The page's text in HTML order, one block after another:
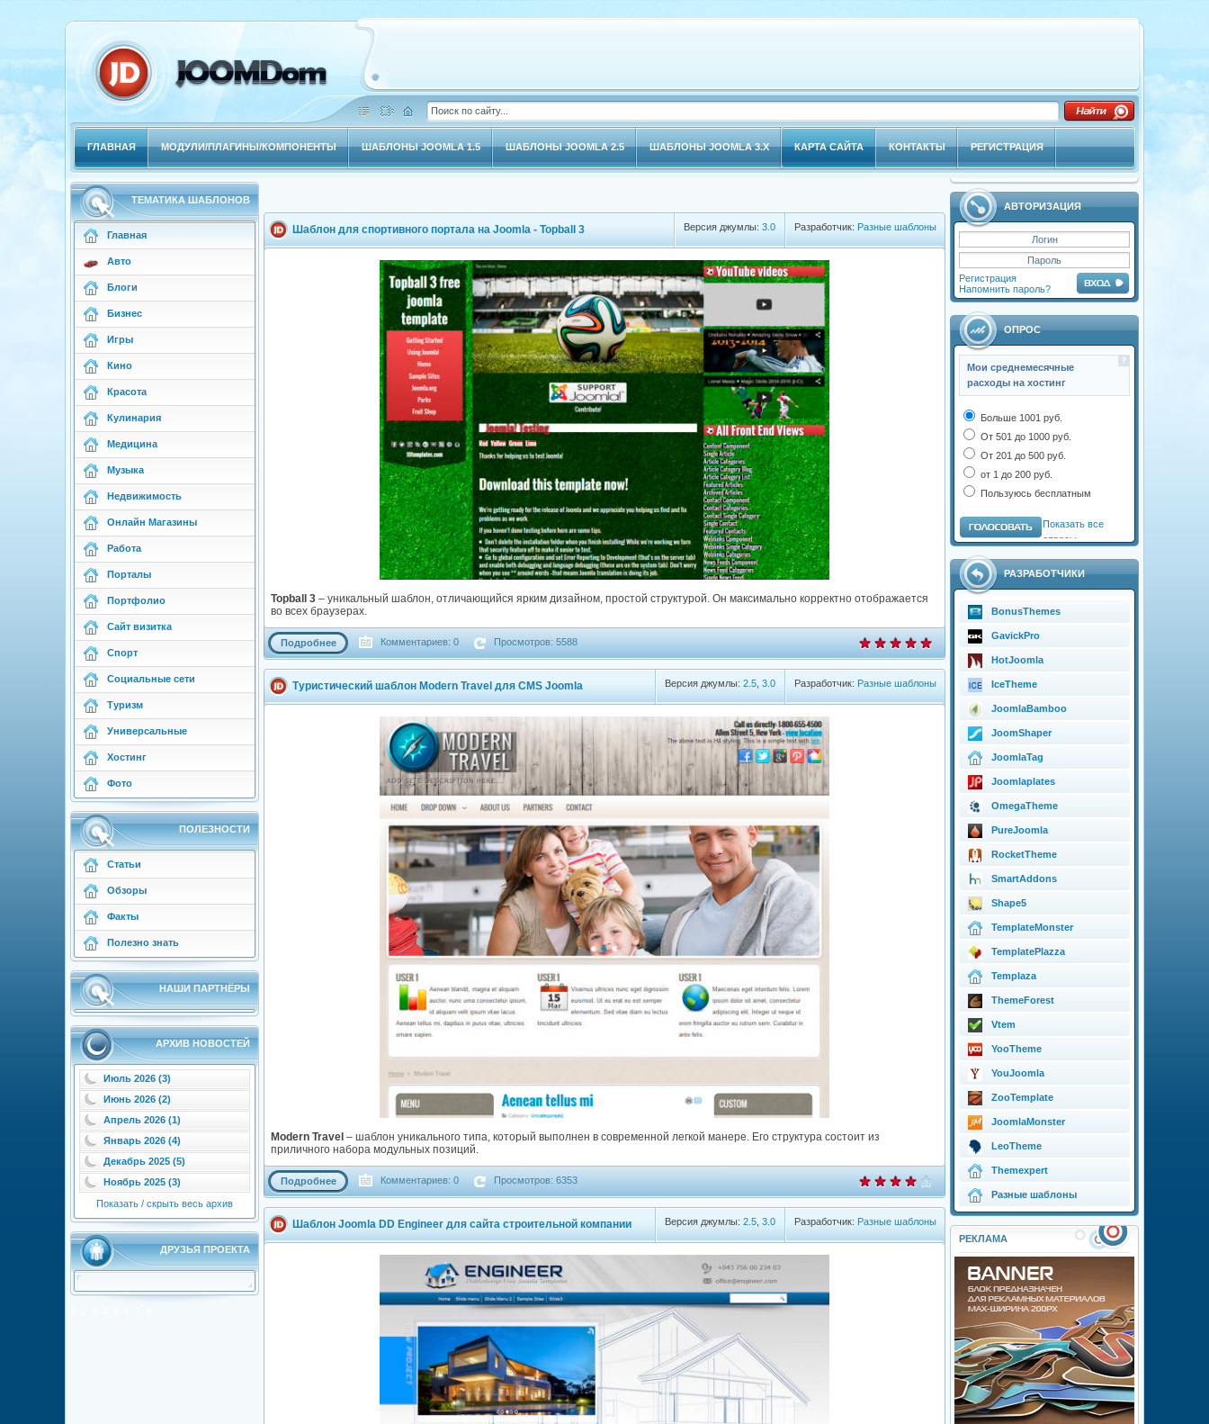
ГЛАВНАЯ МОДУЛИ/ПЛАГИНЫ/КОМПОНЕНТЫ ШАБЛОНЫ JOOMLA 1.5 ШАБЛОНЫ JOOMLA 2.5 ШАБЛОНЫ JOOMLA 3.X КАРТА САЙТА КОНТАКТЫ РЕГИСТРАЦИЯ
ТЕМАТИКА ШАБЛОНОВ
Главная
Авто
Блоги
Бизнес
Игры
Кино
Красота
Кулинария
Медицина
Музыка
Недвижимость
Онлайн Магазины
Работа
Порталы
Портфолио
Сайт визитка
Спорт
Социальные сети
Туризм
Универсальные
Хостинг
Фото
ПОЛЕЗНОСТИ
Статьи
Обзоры
Факты
Полезно знать
НАШИ ПАРТНЁРЫ
АРХИВ НОВОСТЕЙ
Июль 2026 (3)
Июнь 2026 (2)
Апрель 2026 (1)
Январь 2026 (4)
Декабрь 2025 (5)
Ноябрь 2025 (3)
Показать / скрыть весь архив
ДРУЗЬЯ ПРОЕКТА
АВТОРИЗАЦИЯ
Регистрация
Напомнить пароль?
ОПРОС
Мои среднемесячные
расходы на хостинг
Больше 1001 руб.
От 501 до 1000 руб.
От 201 до 500 руб.
от 1 до 200 руб.
Пользуюсь бесплатным
Показать все
опросы
РАЗРАБОТЧИКИ
BonusThemes
GavickPro
HotJoomla
IceTheme
JoomlaBamboo
JoomShaper
JoomlaTag
Joomlaplates
OmegaTheme
PureJoomla
RocketTheme
SmartAddons
Shape5
TemplateMonster
TemplatePlazza
Templaza
ThemeForest
Vtem
YooTheme
YouJoomla
ZooTemplate
JoomlaMonster
LeoTheme
Themexpert
Разные шаблоны
РЕКЛАМА
Разработчик: Разные шаблоны
Версия джумлы: 3.0
Шаблон для спортивного портала на Joomla - Topball 3
Topball 3 – уникальный шаблон, отличающийся ярким дизайном, простой структурой. Он максимально корректно отображается
во всех браузерах.
Подробнее Комментариев: 0 Просмотров: 5588
Разработчик: Разные шаблоны
Версия джумлы: 2.5 3.0
Туристический шаблон Modern Travel для CMS Joomla
Modern Travel – шаблон уникального типа, который выполнен в современной легкой манере. Его структура состоит из
приличного набора модульных позиций.
Подробнее Комментариев: 0 Просмотров: 6353
Разработчик: Разные шаблоны
Версия джумлы: 2.5 3.0
Шаблон Joomla DD Engineer для сайта строительной компании